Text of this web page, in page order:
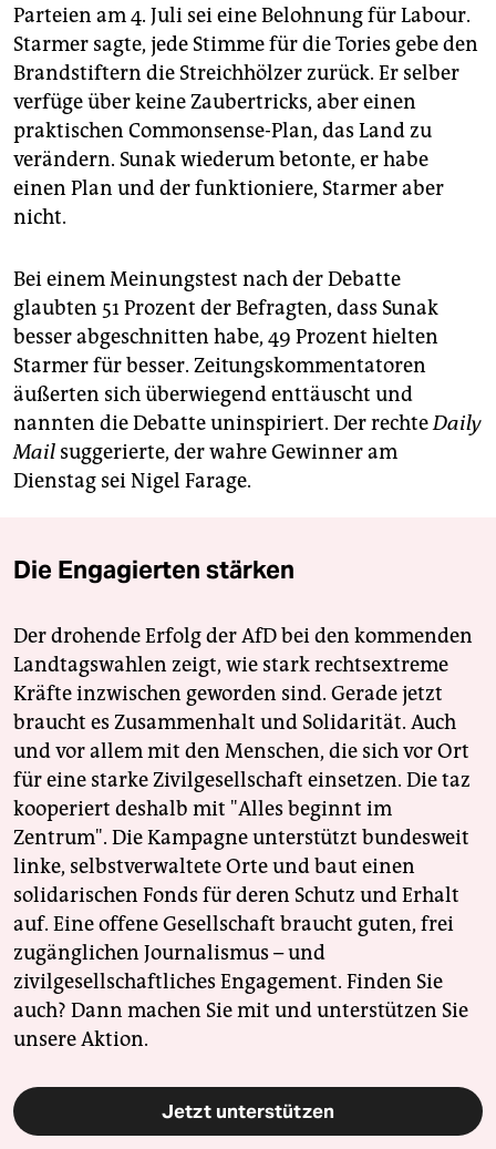
Parteien am 4. Juli sei eine Belohnung für Labour.
Starmer sagte, jede Stimme für die Tories gebe den
Brandstiftern die Streichhölzer zurück. Er selber
verfüge über keine Zaubertricks, aber einen
praktischen Commonsense-Plan, das Land zu
verändern. Sunak wiederum betonte, er habe
einen Plan und der funktioniere, Starmer aber
nicht.
Bei einem Meinungstest nach der Debatte
glaubten 51 Prozent der Befragten, dass Sunak
besser abgeschnitten habe, 49 Prozent hielten
Starmer für besser. Zeitungskommentatoren
äußerten sich überwiegend enttäuscht und
nannten die Debatte uninspiriert. Der rechteDaily
Mail suggerierte, der wahre Gewinner am
Dienstag sei Nigel Farage.
Die Engagierten stärken
Der drohende Erfolg der AfD bei den kommenden
Landtagswahlen zeigt, wie stark rechtsextreme
Kräfte inzwischen geworden sind. Gerade jetzt
braucht es Zusammenhalt und Solidarität. Auch
und vor allem mit den Menschen, die sich vor Ort
für eine starke Zivilgesellschaft einsetzen. Die taz
kooperiert deshalb mit "Alles beginnt im
Zentrum". Die Kampagne unterstützt bundesweit
linke, selbstverwaltete Orte und baut einen
solidarischen Fonds für deren Schutz und Erhalt
auf. Eine offene Gesellschaft braucht guten, frei
zugänglichen Journalismus – und
zivilgesellschaftliches Engagement. Finden Sie
auch? Dann machen Sie mit und unterstützen Sie
unsere Aktion.
Jetzt unterstützen